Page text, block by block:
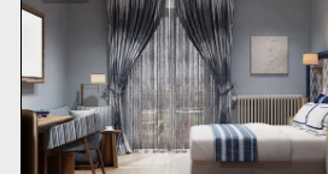
SUPERIOR SINGLE ROOM